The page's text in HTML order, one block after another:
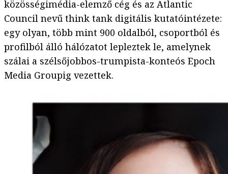
közösségimédia-elemző cég és az Atlantic
Council nevű think tank digitális kutatóintézete:
egy olyan, több mint 900 oldalból, csoportból és
profilból álló hálózatot lepleztek le, amelynek
szálai a szélsőjobbos-trumpista-konteós Epoch
Media Groupig vezettek.